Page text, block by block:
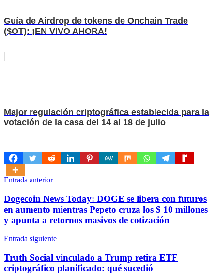
Guía de Airdrop de tokens de Onchain Trade
($OT): ¡EN VIVO AHORA!
Major regulación criptográfica establecida para la
votación de la casa del 14 al 18 de julio
Navegación
de
entradas
Entrada anterior
Dogecoin News Today: DOGE se libera con futuros
en aumento mientras Pepeto cruza los $ 10 millones
y apunta a retornos masivos de cotización
Entrada siguiente
Truth Social vinculado a Trump retira ETF
criptográfico planificado: qué sucedió